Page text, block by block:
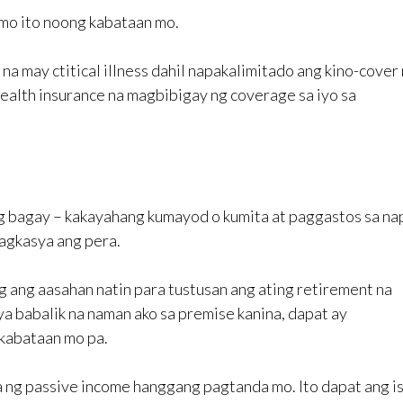
ito noong kabataan mo.
may ctitical illness dahil napakalimitado ang kino-cover
insurance na magbibigay ng coverage sa iyo sa
– kakayahang kumayod o kumita at paggastos sa
ang pera.
ang aasahan natin para tustusan ang ating retirement na
na naman ako sa premise kanina, dapat ay
mo pa.
passive income hanggang pagtanda mo. Ito dapat ang